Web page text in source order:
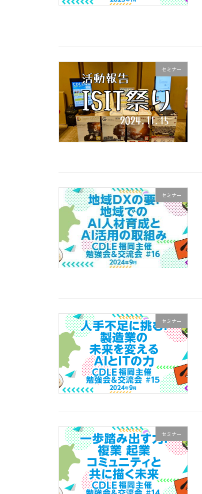
セミナー
セミナー
セミナー
セミナー